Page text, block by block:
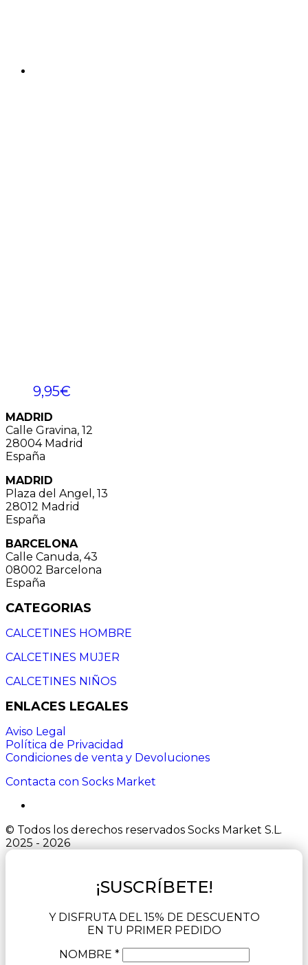
9,95€
MADRID
Calle Gravina, 12
28004 Madrid
España
MADRID
Plaza del Angel, 13
28012 Madrid
España
BARCELONA
Calle Canuda, 43
08002 Barcelona
España
CATEGORIAS
CALCETINES HOMBRE
CALCETINES MUJER
CALCETINES NIÑOS
ENLACES LEGALES
Aviso Legal
Política de Privacidad
Condiciones de venta y Devoluciones
Contacta con Socks Market
© Todos los derechos reservados Socks Market S.L.
2025 - 2026
¡SUSCRÍBETE!
Y DISFRUTA DEL 15% DE DESCUENTO
EN TU PRIMER PEDIDO
NOMBRE *